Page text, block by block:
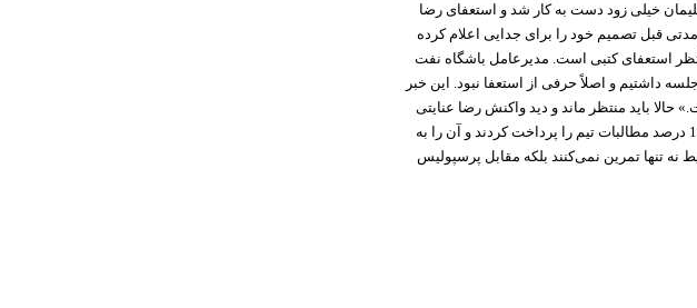
خیلی زود دست به کار شد و استعفای رضا
قبل تصمیم خود را برای جدایی اعلام کرده
استعفای کتبی است. مدیرعامل باشگاه نفت
داشتیم و اصلاً حرفی از استعفا نبود. این خبر
حالا باید منتظر ماند و دید واکنش رضا عنایتی
به این مسأله چه چیزی است. نفتی‌ها مدعی هستند در 3 هفته اخیر 15 درصد مطالبات تیم را پرداخت کردند و آن را به
نه تنها تمرین نمی‌کنند بلکه مقابل پرسپولیس